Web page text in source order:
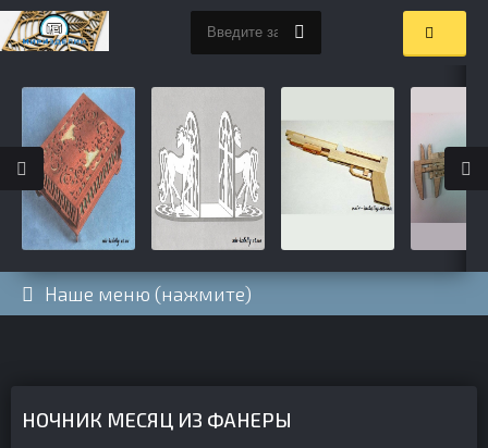
Наше меню (нажмите)
НОЧНИК МЕСЯЦ ИЗ ФАНЕРЫ